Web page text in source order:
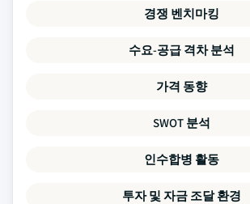
경쟁 벤치마킹
수요-공급 격차 분석
가격 동향
SWOT 분석
인수합병 활동
투자 및 자금 조달 환경